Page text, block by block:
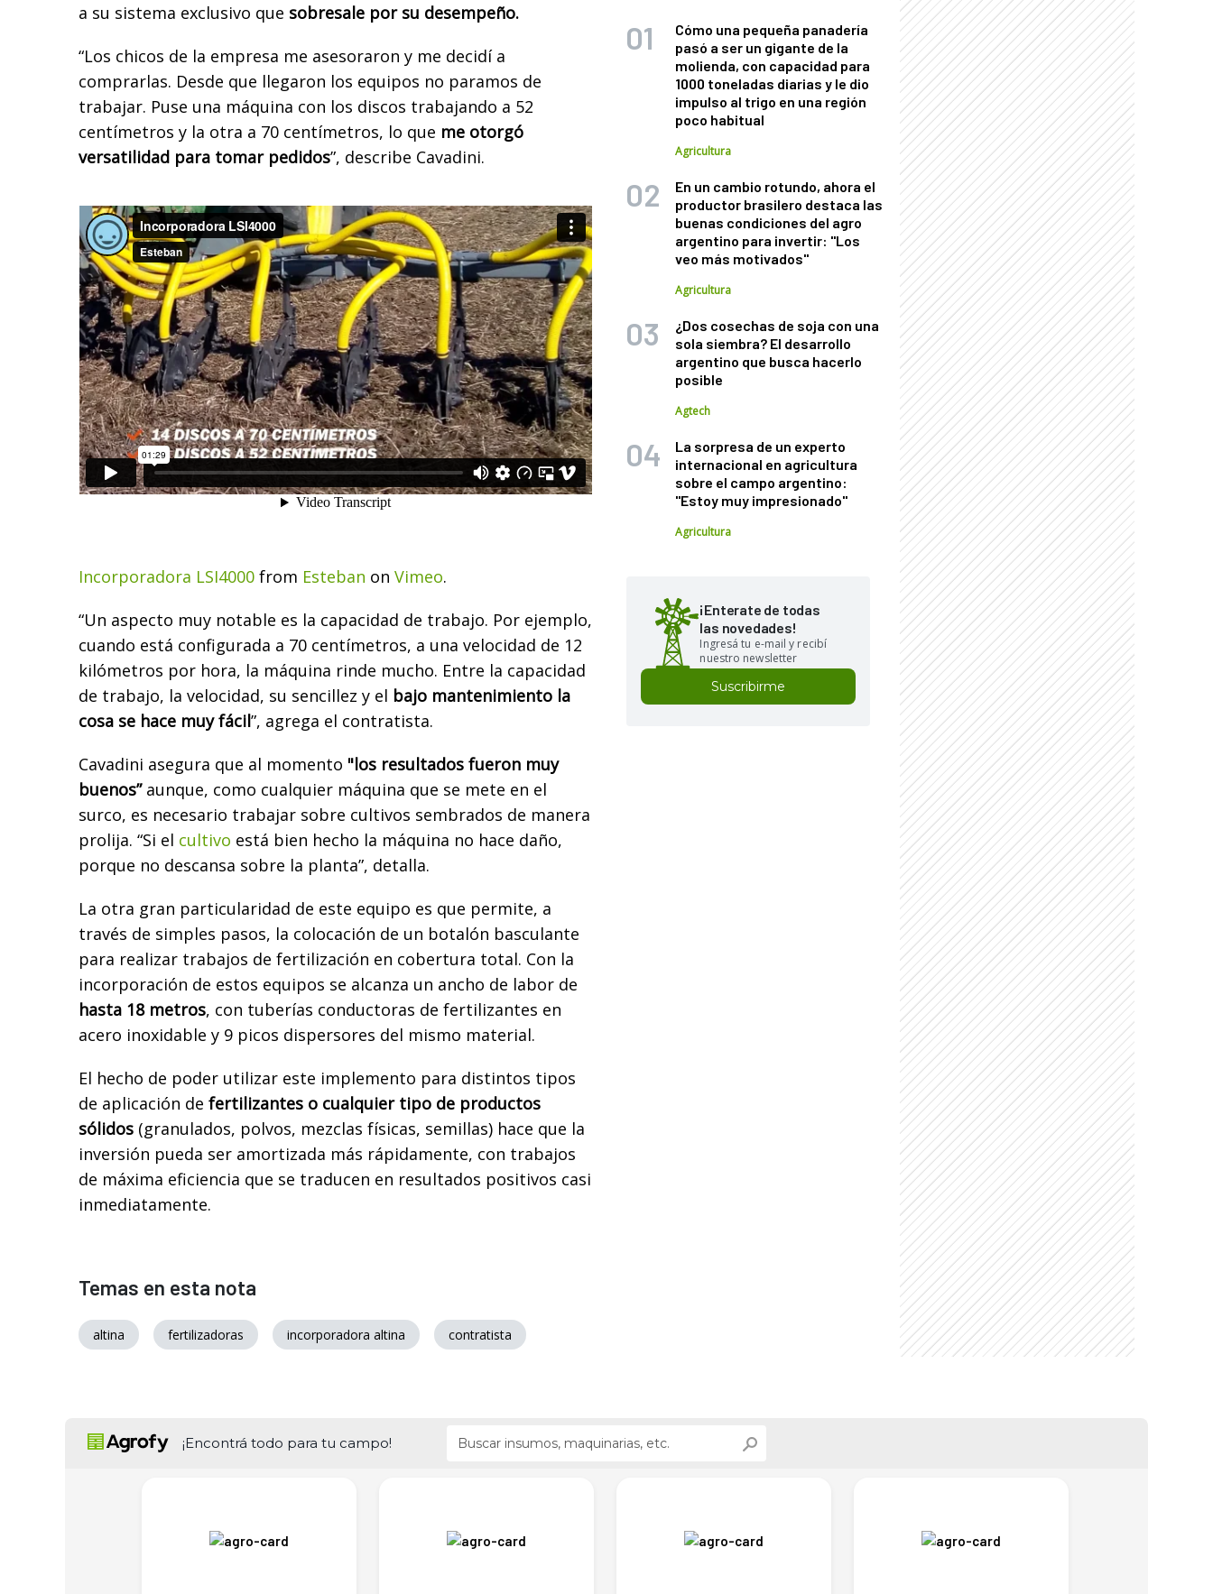
a su sistema exclusivo que sobresale por su desempeño.
“Los chicos de la empresa me asesoraron y me decidí a
comprarlas. Desde que llegaron los equipos no paramos de
trabajar. Puse una máquina con los discos trabajando a 52
centímetros y la otra a 70 centímetros, lo que me otorgó
versatilidad para tomar pedidos”, describe Cavadini.
Incorporadora LSI4000 from Esteban on Vimeo.
“Un aspecto muy notable es la capacidad de trabajo. Por ejemplo,
cuando está configurada a 70 centímetros, a una velocidad de 12
kilómetros por hora, la máquina rinde mucho. Entre la capacidad
de trabajo, la velocidad, su sencillez y el bajo mantenimiento la
cosa se hace muy fácil”, agrega el contratista.
Cavadini asegura que al momento "los resultados fueron muy
buenos”aunque, como cualquier máquina que se mete en el
surco, es necesario trabajar sobre cultivos sembrados de manera
prolija. “Si el cultivo está bien hecho la máquina no hace daño,
porque no descansa sobre la planta”, detalla.
La otra gran particularidad de este equipo es que permite, a
través de simples pasos, la colocación de un botalón basculante
para realizar trabajos de fertilización en cobertura total. Con la
incorporación de estos equipos se alcanza un ancho de labor de
hasta 18 metros, con tuberías conductoras de fertilizantes en
acero inoxidable y 9 picos dispersores del mismo material.
El hecho de poder utilizar este implemento para distintos tipos
de aplicación de fertilizantes o cualquier tipo de productos
sólidos (granulados, polvos, mezclas físicas, semillas) hace que la
inversión pueda ser amortizada más rápidamente, con trabajos
de máxima eficiencia que se traducen en resultados positivos casi
inmediatamente.
Cómo una pequeña panadería
pasó a ser un gigante de la
molienda, con capacidad para
1000 toneladas diarias y le dio
impulso al trigo en una región
poco habitual
Agricultura
En un cambio rotundo, ahora el
productor brasilero destaca las
buenas condiciones del agro
argentino para invertir: "Los
veo más motivados"
Agricultura
¿Dos cosechas de soja con una
sola siembra? El desarrollo
argentino que busca hacerlo
posible
Agtech
La sorpresa de un experto
internacional en agricultura
sobre el campo argentino:
"Estoy muy impresionado"
Agricultura
¡Enterate de todas
las novedades!
Ingresá tu e-mail y recibí
nuestro newsletter
Suscribirme
Temas en esta nota
altina fertilizadoras incorporadora altina contratista
¡Encontrá todo para tu campo!